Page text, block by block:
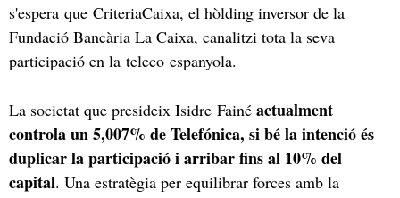
s'espera que CriteriaCaixa, el hòlding inversor de la
Fundació Bancària La Caixa, canalitzi tota la seva
participació en la teleco espanyola.
La societat que presideix Isidre Fainé actualment
controla un 5,007% de Telefónica, si bé la intenció és
duplicar la participació i arribar fins al 10% del
capital. Una estratègia per equilibrar forces amb la